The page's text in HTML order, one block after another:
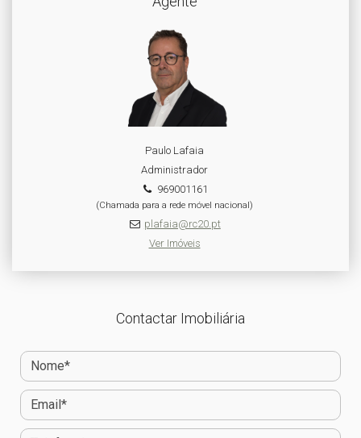
Paulo Lafaia
Administrador
969001161
(Chamada para a rede móvel nacional)
plafaia@rc20.pt
Ver Imóveis
Contactar Imobiliária